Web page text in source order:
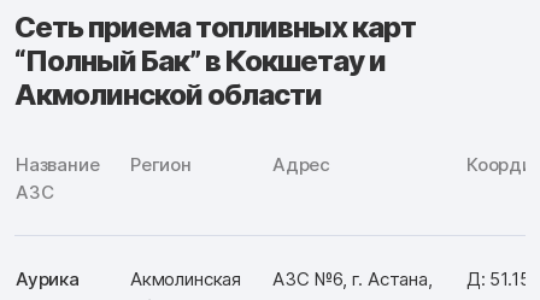
Сеть приема топливных карт
“Полный Бак” в Кокшетау и
Акмолинской области
Название
АЗС
Регион Адрес
Аурика
Акмолинская
АЗС №6, г. Астана,
Д: